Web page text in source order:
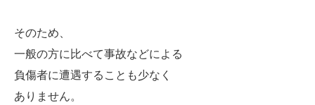
そのため、
一般の方に比べて事故などによる
負傷者に遭遇することも少なく
ありません。